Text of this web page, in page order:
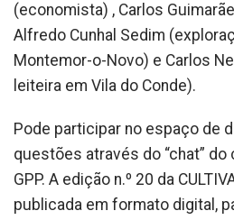
(economista) , Carlos
Alfredo Cunhal Sedim
Montemor-o-Novo) e Carlos
leiteira em Vila do Conde).
Pode participar no espaço de
questões através do “chat” do
GPP. A edição n.º 20 da
publicada em formato digital,